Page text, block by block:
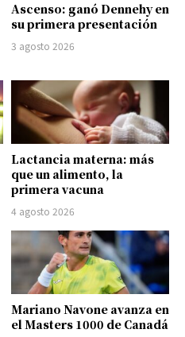
Ascenso: ganó Dennehy en
su primera presentación
3 agosto 2026
Lactancia materna: más
que un alimento, la
primera vacuna
4 agosto 2026
Mariano Navone avanza en
el Masters 1000 de Canadá